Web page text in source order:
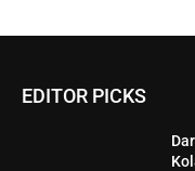
EDITOR PICKS